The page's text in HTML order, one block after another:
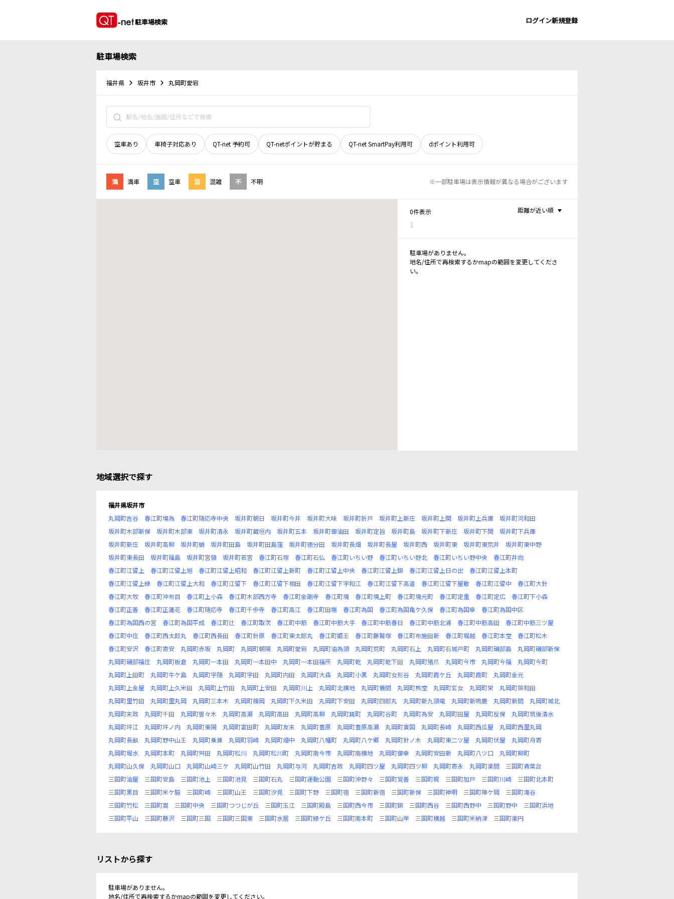
駐車場検索 ログイン新規登録
駐車場検索
福井県 坂井市 丸岡町愛宕
空車あり 車椅子対応あり QT-net 予約可 QT-netポイントが貯まる QT-net SmartPay利用可 dポイント利用可
満 満車 空 空車 混 混雑 不 不明 ※一部駐車場は表示情報が異なる場合がございます
0件表示
1
距離が近い順
駐車場がありません。
地名/住所で再検索するかmapの範囲を変更してくださ
い。
地域選択で探す
福井県坂井市
丸岡町吉谷
春江町境為 春江町随応寺中央 坂井町朝日 坂井町今井 坂井町大味 坂井町折戸 坂井町上新庄 坂井町上関 坂井町上兵庫
坂井町河和田
坂井町木部新保
坂井町木部東 坂井町清永 坂井町蔵垣内 坂井町五本 坂井町御油田 坂井町定旨 坂井町島 坂井町下新庄 坂井町下関
坂井町下兵庫
坂井町新庄
坂井町高柳 坂井町蛸 坂井町田島 坂井町田島窪 坂井町徳分田 坂井町長畑 坂井町長屋 坂井町西 坂井町東 坂井町東荒井
坂井町東中野
坂井町東長田
坂井町福島 坂井町宮領 坂井町若宮 春江町石塚 春江町石仏 春江町いちい野 春江町いちい野北 春江町いちい野中央
春江町井向
春江町江留上
春江町江留上旭 春江町江留上昭和 春江町江留上新町 春江町江留上中央 春江町江留上錦 春江町江留上日の出
春江町江留上本町
春江町江留上緑
春江町江留上大和 春江町江留下 春江町江留下相田 春江町江留下宇和江 春江町江留下高道 春江町江留下屋敷 春江町江留中
春江町大針
春江町大牧
春江町沖布目 春江町上小森 春江町木部西方寺 春江町金剛寺 春江町境 春江町境上町 春江町境元町 春江町定重 春江町定広
春江町下小森
春江町正善
春江町正蓮花 春江町随応寺 春江町千歩寺 春江町高江 春江町田端 春江町為国 春江町為国亀ケ久保 春江町為国幸
春江町為国中区
春江町為国西の宮
春江町為国平成 春江町辻 春江町取次 春江町中筋 春江町中筋大手 春江町中筋春日 春江町中筋北浦 春江町中筋高田
春江町中筋三ツ屋
春江町中庄
春江町西太郎丸 春江町西長田 春江町針原 春江町東太郎丸 春江町姫王 春江町藤鷲塚 春江町布施田新 春江町堀越 春江町本堂
春江町松木
春江町安沢
春江町寄安 丸岡町赤坂 丸岡町 丸岡町朝陽 丸岡町愛宕 丸岡町油為頭 丸岡町荒町 丸岡町石上 丸岡町石城戸町 丸岡町磯部島
丸岡町磯部新保
丸岡町磯部福庄
丸岡町板倉 丸岡町一本田 丸岡町一本田中 丸岡町一本田福所 丸岡町乾 丸岡町乾下田 丸岡町猪爪 丸岡町今市 丸岡町今福
丸岡町今町
丸岡町上田町
丸岡町牛ケ島 丸岡町宇随 丸岡町宇田 丸岡町内田 丸岡町大森 丸岡町小黒 丸岡町女形谷 丸岡町霞ケ丘 丸岡町霞町
丸岡町金元
丸岡町上金屋
丸岡町上久米田 丸岡町上竹田 丸岡町上安田 丸岡町川上 丸岡町北横地 丸岡町儀間 丸岡町熊堂 丸岡町玄女 丸岡町栄
丸岡町笹和田
丸岡町里竹田
丸岡町里丸岡 丸岡町三本木 丸岡町篠岡 丸岡町下久米田 丸岡町下安田 丸岡町四郎丸 丸岡町新九頭竜 丸岡町新鳴鹿 丸岡町新間
丸岡町城北
丸岡町末政
丸岡町千田 丸岡町曽々木 丸岡町高瀬 丸岡町高田 丸岡町高柳 丸岡町巽町 丸岡町谷町 丸岡町為安 丸岡町田屋 丸岡町反保
丸岡町筑後清水
丸岡町坪江
丸岡町坪ノ内 丸岡町東陽 丸岡町富田町 丸岡町友末 丸岡町豊原 丸岡町豊原高瀬 丸岡町寅国 丸岡町長崎 丸岡町西瓜屋
丸岡町西里丸岡
丸岡町長畝
丸岡町野中山王 丸岡町乗兼 丸岡町羽崎 丸岡町畑中 丸岡町八幡町 丸岡町八ケ郷 丸岡町針ノ木 丸岡町東二ツ屋 丸岡町伏屋
丸岡町舟寄
丸岡町堀水
丸岡町本町 丸岡町舛田 丸岡町松川 丸岡町松川町 丸岡町南今市 丸岡町南横地 丸岡町御幸 丸岡町安田新 丸岡町八ツ口
丸岡町柳町
丸岡町山久保
丸岡町山口 丸岡町山崎三ケ 丸岡町山竹田 丸岡町与河 丸岡町吉政 丸岡町四ツ屋 丸岡町四ツ柳 丸岡町寄永 丸岡町楽間
三国町青葉台
三国町油屋
三国町安島 三国町池上 三国町池見 三国町石丸 三国町運動公園 三国町沖野々 三国町覚善 三国町梶 三国町加戸 三国町川崎
三国町北本町
三国町黒目
三国町米ケ脇 三国町崎 三国町山王 三国町汐見 三国町下野 三国町宿 三国町新宿 三国町新保 三国町神明 三国町陣ケ岡
三国町滝谷
三国町竹松
三国町嵩 三国町中央 三国町つつじが丘 三国町玉江 三国町殿島 三国町西今市 三国町錦 三国町西谷 三国町西野中 三国町野中
三国町浜地
三国町平山
三国町藤沢 三国町三国 三国町三国東 三国町水居 三国町緑ケ丘 三国町南本町 三国町山岸 三国町横越 三国町米納津 三国町楽円
リストから探す
駐車場がありません。
地名/住所で再検索するかmapの範囲を変更してください。